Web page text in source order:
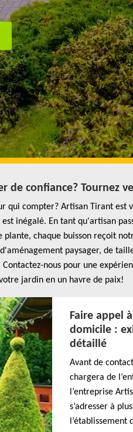
de confiance? Tournez
qui compter? Artisan Tirant est
inégalé. En tant qu'artisan
chaque buisson reçoit
paysager, de
nous pour une
jardin en un havre de paix!
Faire appel
domicile :
détaillé
Avant de
chargera de
l’entreprise
s’adresser à
l’établissement